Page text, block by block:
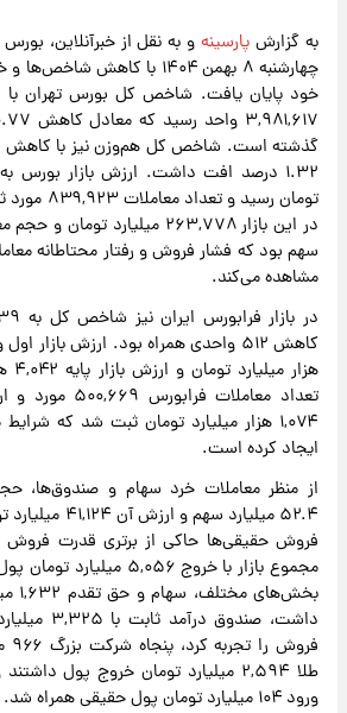
به گزارش پارسینهو به نقل از خبرآنلاین، بورس
چهارشنبه ۸ بهمن ۱۴۰۴ با
تومان رسید
سهم بود که فشار فروش و رفتار محتاطانه
مشاهده می‌کند.
تعداد معاملات
۱,۰۷۴ هزار میلیارد تومان ثبت شد که
ایجاد کرده است.
از منظر معاملات خرد سهام و صندوق‌ها،
۵۲.۴ میلیارد
فروش حقیقی‌ها حاکی از برتری قدرت
مجموع بازار با خروج ۵,۰۵۶
داشت،
طلا ۲,۵۹۴ میلیارد تومان خروج پول
ورود ۱۰۴ میلیارد تومان پول حقیقی همراه شد.